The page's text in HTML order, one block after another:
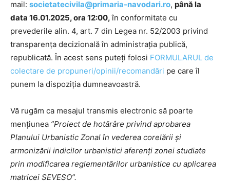
mail: societatecivila@primaria-navodari.ro, până la
data 16.01.2025, ora 12:00,în conformitate cu
prevederile alin. 4, art. 7 din Legea nr. 52/2003 privind
transparența decizională în administrația publică,
republicată. În acest sens puteți folosi FORMULARUL de
colectare de propuneri/opinii/recomandări pe care îl
punem la dispoziția dumneavoastră.
Vă rugăm ca mesajul transmis electronic să poarte
mențiunea ”Proiect de hotărâre privind aprobarea
Planului Urbanistic Zonal în vederea corelării și
armonizării indicilor urbanistici aferenți zonei studiate
prin modificarea reglementărilor urbanistice cu aplicarea
matricei SEVESO”.